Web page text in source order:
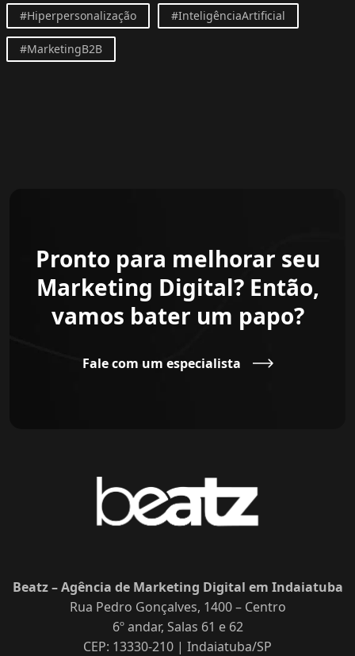
#Hiperpersonalização #InteligênciaArtificial
#MarketingB2B
Pronto para melhorar seu
Marketing Digital? Então,
vamos bater um papo?
Fale com um especialista
Beatz – Agência de Marketing Digital em Indaiatuba
Rua Pedro Gonçalves, 1400 – Centro
6º andar, Salas 61 e 62
CEP: 13330-210 | Indaiatuba/SP